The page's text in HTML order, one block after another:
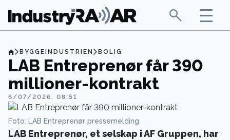
BYGGEINDUSTRIEN BOLIG
LAB Entreprenør får 390
millioner-kontrakt
6/07/2026, 08:51
Foto: LAB Entreprenør pressemelding
LAB Entreprenør, et selskap i AF Gruppen, har